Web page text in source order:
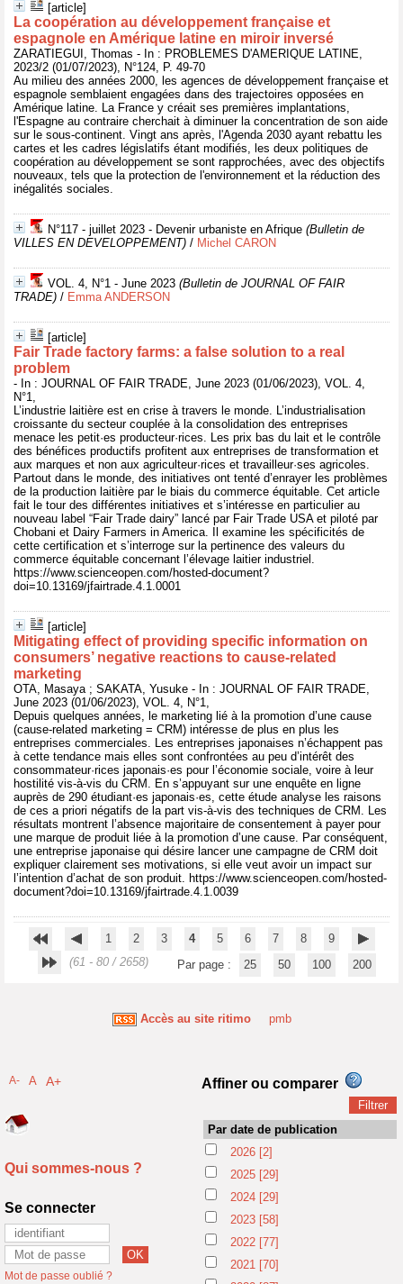
[article]
La coopération au développement française et
espagnole en Amérique latine en miroir inversé
ZARATIEGUI, Thomas - In : PROBLEMES D'AMERIQUE LATINE,
2023/2 (01/07/2023), N°124, P. 49-70
Au milieu des années 2000, les agences de développement française et
espagnole semblaient engagées dans des trajectoires opposées en
Amérique latine. La France y créait ses premières implantations,
l'Espagne au contraire cherchait à diminuer la concentration de son aide
sur le sous-continent. Vingt ans après, l'Agenda 2030 ayant rebattu les
cartes et les cadres législatifs étant modifiés, les deux politiques de
coopération au développement se sont rapprochées, avec des objectifs
nouveaux, tels que la protection de l'environnement et la réduction des
inégalités sociales.
N°117 - juillet 2023 - Devenir urbaniste en Afrique (Bulletin de
VILLES EN DEVELOPPEMENT) / Michel CARON
VOL. 4, N°1 - June 2023 (Bulletin de JOURNAL OF FAIR
TRADE) / Emma ANDERSON
[article]
Fair Trade factory farms: a false solution to a real
problem
- In : JOURNAL OF FAIR TRADE, June 2023 (01/06/2023), VOL. 4,
N°1,
L’industrie laitière est en crise à travers le monde. L’industrialisation
croissante du secteur couplée à la consolidation des entreprises
menace les petit·es producteur·rices. Les prix bas du lait et le contrôle
des bénéfices productifs profitent aux entreprises de transformation et
aux marques et non aux agriculteur·rices et travailleur·ses agricoles.
Partout dans le monde, des initiatives ont tenté d’enrayer les problèmes
de la production laitière par le biais du commerce équitable. Cet article
fait le tour des différentes initiatives et s’intéresse en particulier au
nouveau label “Fair Trade dairy” lancé par Fair Trade USA et piloté par
Chobani et Dairy Farmers in America. Il examine les spécificités de
cette certification et s’interroge sur la pertinence des valeurs du
commerce équitable concernant l’élevage laitier industriel.
https://www.scienceopen.com/hosted-document?
doi=10.13169/jfairtrade.4.1.0001
[article]
Mitigating effect of providing specific information on
consumers’ negative reactions to cause-related
marketing
OTA, Masaya ; SAKATA, Yusuke - In : JOURNAL OF FAIR TRADE,
June 2023 (01/06/2023), VOL. 4, N°1,
Depuis quelques années, le marketing lié à la promotion d’une cause
(cause-related marketing = CRM) intéresse de plus en plus les
entreprises commerciales. Les entreprises japonaises n’échappent pas
à cette tendance mais elles sont confrontées au peu d’intérêt des
consommateur·rices japonais·es pour l’économie sociale, voire à leur
hostilité vis-à-vis du CRM. En s’appuyant sur une enquête en ligne
auprès de 290 étudiant·es japonais·es, cette étude analyse les raisons
de ces a priori négatifs de la part vis-à-vis des techniques de CRM. Les
résultats montrent l’absence majoritaire de consentement à payer pour
une marque de produit liée à la promotion d’une cause. Par conséquent,
une entreprise japonaise qui désire lancer une campagne de CRM doit
expliquer clairement ses motivations, si elle veut avoir un impact sur
l’intention d’achat de son produit. https://www.scienceopen.com/hosted-
document?doi=10.13169/jfairtrade.4.1.0039
1 2 3 4 5 6 7 8
9
(61 - 80 / 2658)
Par page : 25 50 100 200
Accès au site ritimo pmb
A- A A+
Qui sommes-nous ?
Se connecter
Mot de passe oublié ?
Affiner ou comparer
Par date de publication
2026 [2]
2025 [29]
2024 [29]
2023 [58]
2022 [77]
2021 [70]